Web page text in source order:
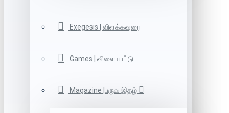
Exegesis | விளக்கவுரை
Games | விளையாட்டு
Magazine |பருவ இதழ்